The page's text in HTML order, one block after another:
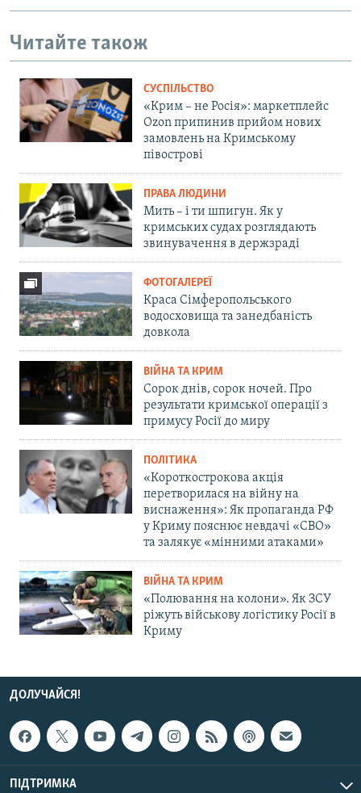
Читайте також
СУСПІЛЬСТВО
«Крим – не Росія»: маркетплейс
Ozon припинив прийом нових
замовлень на Кримському
півострові
ПРАВА ЛЮДИНИ
Мить – і ти шпигун. Як у
кримських судах розглядають
звинувачення в держзраді
ФОТОГАЛЕРЕЇ
Краса Сімферопольського
водосховища та занедбаність
довкола
ВІЙНА ТА КРИМ
Сорок днів, сорок ночей. Про
результати кримської операції з
примусу Росії до миру
ПОЛІТИКА
«Короткострокова акція
перетворилася на війну на
виснаження»: Як пропаганда РФ
у Криму пояснює невдачі «СВО»
та залякує «мінними атаками»
ВІЙНА ТА КРИМ
«Полювання на колони». Як ЗСУ
ріжуть військову логістику Росії в
Криму
ДОЛУЧАЙСЯ!
ПІДТРИМКА